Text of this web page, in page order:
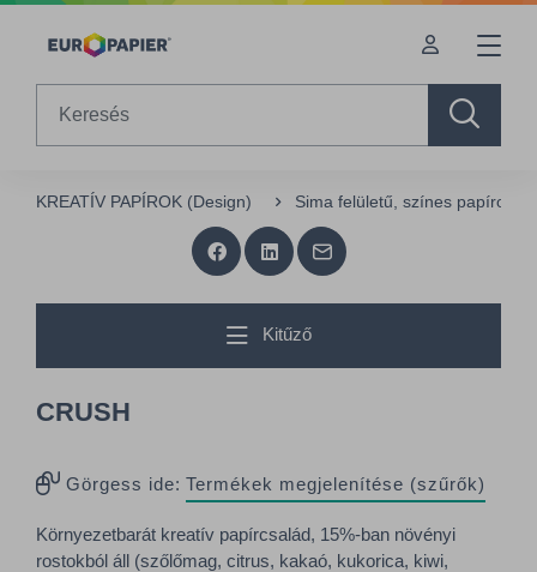
Table Of Content
KREATÍV PAPÍROK (Design) Sima felületű, színes papírok
Kitűző
CRUSH
Görgess ide: Termékek megjelenítése (szűrők)
Környezetbarát kreatív papírcsalád, 15%-ban növényi
rostokból áll (szőlőmag, citrus, kakaó, kukorica, kiwi,